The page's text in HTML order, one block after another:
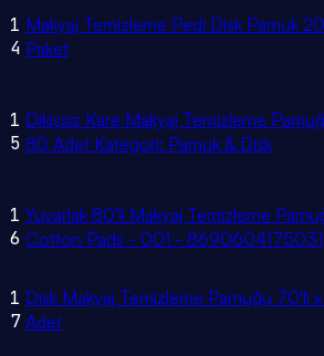
1
4
Makyaj Temizleme Pedi Disk Pamuk
Paket
1
5
Dikişsiz Kare Makyaj Temizleme
80 Adet Kategori: Pamuk & Disk
1
6
Yuvarlak 80'li Makyaj Temizleme
Cotton Pads - 001 - 8690604175031
1
7
Disk Makyaj Temizleme Pamuğu 70'li
Adet